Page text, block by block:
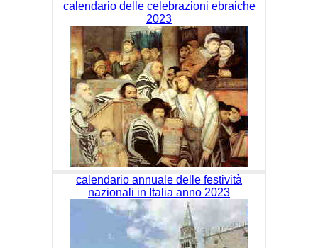
calendario delle celebrazioni ebraiche
2023
calendario annuale delle festività
nazionali in Italia anno 2023